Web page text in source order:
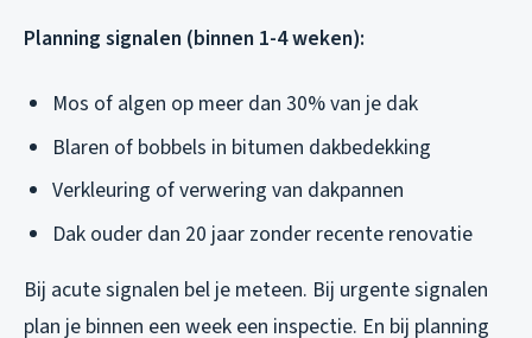
Planning signalen (binnen 1-4 weken):
Mos of algen op meer dan 30% van je dak
Blaren of bobbels in bitumen dakbedekking
Verkleuring of verwering van dakpannen
Dak ouder dan 20 jaar zonder recente renovatie
Bij acute signalen bel je meteen. Bij urgente signalen
plan je binnen een week een inspectie. En bij planning